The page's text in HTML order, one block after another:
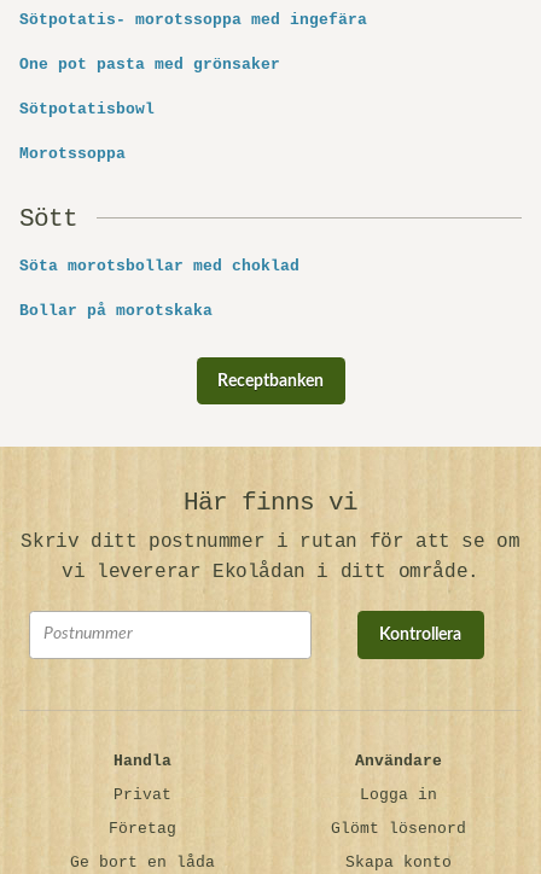
Sötpotatis- morotssoppa med ingefära
One pot pasta med grönsaker
Sötpotatisbowl
Morotssoppa
Sött
Söta morotsbollar med choklad
Bollar på morotskaka
Receptbanken
Här finns vi
Skriv ditt postnummer i rutan för att se om
vi levererar Ekolådan i ditt område.
Kontrollera
Handla
Privat
Företag
Ge bort en låda
Användare
Logga in
Glömt lösenord
Skapa konto